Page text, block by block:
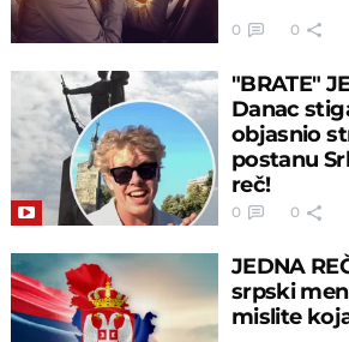
0 0
"BRATE"
Danac
objasnio
postanu
reč!
0 0
JEDNA
srpski
mislite